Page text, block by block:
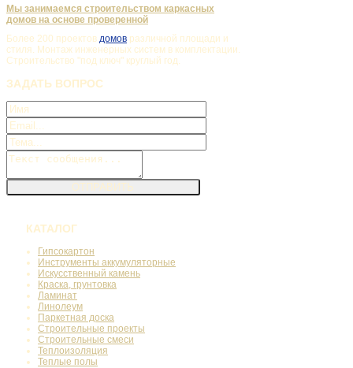
Мы занимаемся строительством каркасных
домов на основе проверенной
Более 200 проектов домов различной площади и
стиля. Монтаж инженерных систем в комплектации.
Строительство "под ключ" круглый год.
ЗАДАТЬ ВОПРОС
КАТАЛОГ
Гипсокартон
Инструменты аккумуляторные
Искусственный камень
Краска, грунтовка
Ламинат
Линолеум
Паркетная доска
Строительные проекты
Строительные смеси
Теплоизоляция
Теплые полы